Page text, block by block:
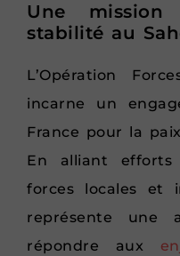
Une
stabilité au
L’Opération
incarne un
France pour la
En alliant efforts
forces locales et
représente une
répondre aux